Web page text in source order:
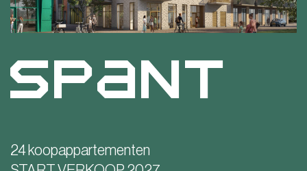
Spant
24 koopappartementen